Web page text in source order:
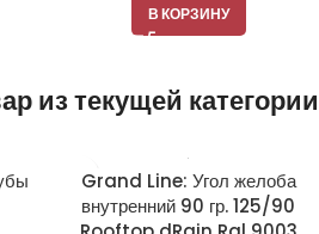
В КОРЗИНУ
из текущей категории
Grand Line: Угол желоба
внутренний 90 гр. 125/90